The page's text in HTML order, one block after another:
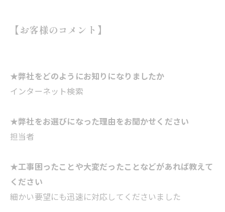
【お客様のコメント】
★弊社をどのようにお知りになりましたか
インターネット検索
★弊社をお選びになった理由をお聞かせください
担当者
★工事困ったことや大変だったことなどがあれば教えて
ください
細かい要望にも迅速に対応してくださいました